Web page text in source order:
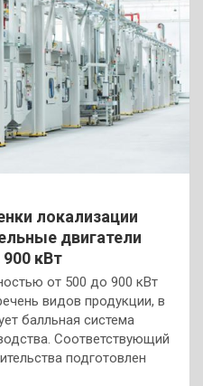
локализации
двигатели
кВт
от 500 до 900 кВт
видов продукции, в
балльная система
Соответствующий
подготовлен